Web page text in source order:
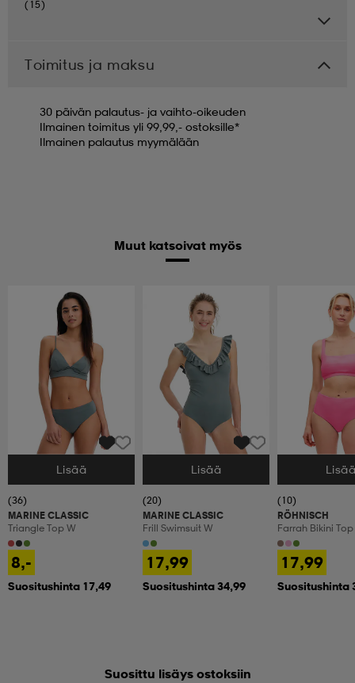
(15)
Toimitus ja maksu
30 päivän palautus- ja vaihto-oikeuden
Ilmainen toimitus yli 99,99,- ostoksille*
Ilmainen palautus myymälään
Muut katsoivat myös
Valitse Koko
Lisää
(36)
MARINE CLASSIC
Triangle Top W
8,-
Suositushinta 17,49
Valitse Koko
Lisää
(20)
MARINE CLASSIC
Frill Swimsuit W
17,99
Suositushinta 34,99
Valitse Koko
(10)
RÖHNISCH
Farrah Bikini
17,99
Suositushinta
Suosittu lisäys ostoksiin